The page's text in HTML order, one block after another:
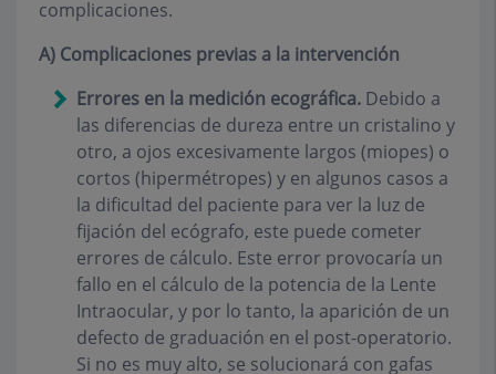
complicaciones.
A) Complicaciones previas a la intervención
Errores en la medición ecográfica. Debido a
las diferencias de dureza entre un cristalino y
otro, a ojos excesivamente largos (miopes) o
cortos (hipermétropes) y en algunos casos a
la dificultad del paciente para ver la luz de
fijación del ecógrafo, este puede cometer
errores de cálculo. Este error provocaría un
fallo en el cálculo de la potencia de la Lente
Intraocular, y por lo tanto, la aparición de un
defecto de graduación en el post-operatorio.
Si no es muy alto, se solucionará con gafas